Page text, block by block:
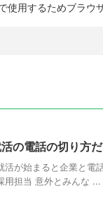
使用するためブラウ
の電話の切り方
活が始まると企業と電
用担当 意外とみんな ...